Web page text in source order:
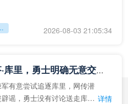
引援 2026-08-03 21:05:34
重磅流言！凯尔特人询价斯蒂芬·库里，勇士明确无意交易队魂
有意尝试追逐库里，网传潜
谣，勇士没有讨论送走库里 详情